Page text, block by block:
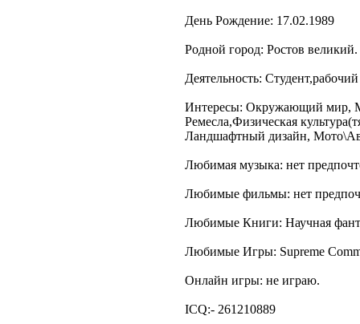
День Рождение: 17.02.1989
Родной город: Ростов великий.
Деятельность: Студент,рабочий
Интересы: Окружающий мир,
Ремесла,Физическая
Ландшафтный дизайн,
Любимая музыка: нет
Любимые фильмы: нет
Любимые Книги: Научная
Любимые Игры: Supreme
Онлайн игры: не играю.
ICQ:- 261210889